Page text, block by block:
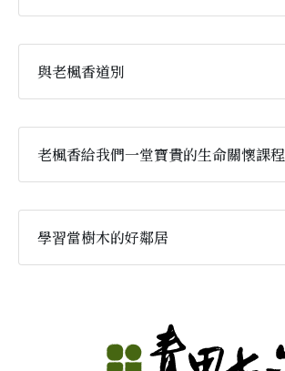
與老楓香道別
老楓香給我們一堂寶貴的生命關懷課程
學習當樹木的好鄰居